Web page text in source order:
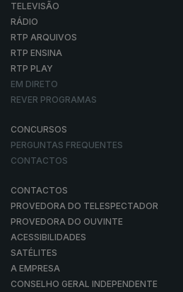
TELEVISÃO
RÁDIO
RTP ARQUIVOS
RTP ENSINA
RTP PLAY
EM DIRETO
REVER PROGRAMAS
CONCURSOS
PERGUNTAS FREQUENTES
CONTACTOS
CONTACTOS
PROVEDORA DO TELESPECTADOR
PROVEDORA DO OUVINTE
ACESSIBILIDADES
SATÉLITES
A EMPRESA
CONSELHO GERAL INDEPENDENTE